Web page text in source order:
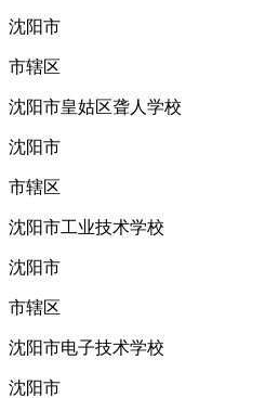
沈阳市
市辖区
沈阳市皇姑区聋人学校
沈阳市
市辖区
沈阳市工业技术学校
沈阳市
市辖区
沈阳市电子技术学校
沈阳市